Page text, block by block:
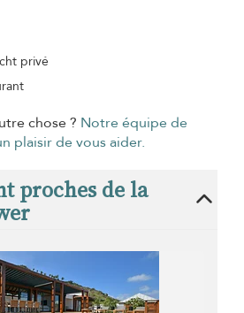
privé
chose ? Notre équipe de
plaisir de vous aider.
proches de la